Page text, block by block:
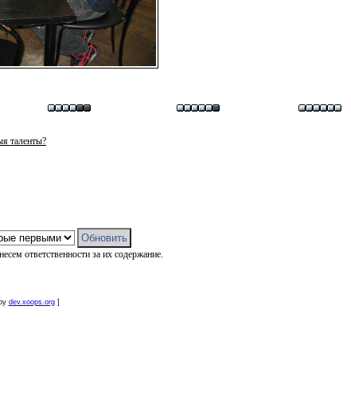
таленты?
ответственности за их содержание.
dev.xoops.org]